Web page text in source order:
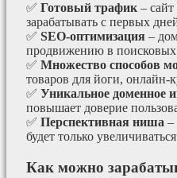
✅ Готовый трафик –
зарабатывать с первых
✅ SEO-оптимизация –
продвижению в поисковых
✅ Множество способов
товаров для йоги, онлайн-
✅ Уникальное доменное
повышает доверие
✅ Перспективная ниша –
будет только
Как можно